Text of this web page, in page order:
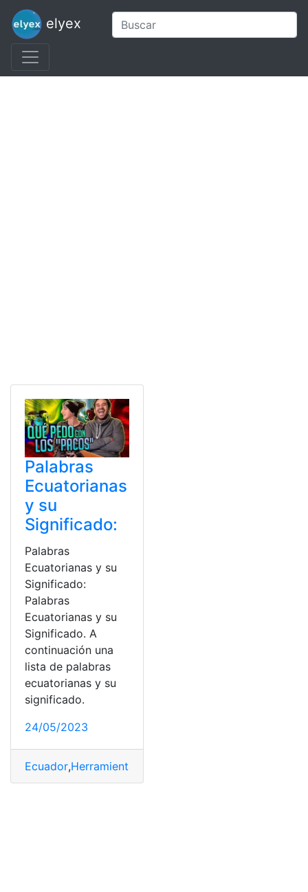
elyex
Palabras
Ecuatorianas
y su
Significado:
Palabras
Ecuatorianas y su
Significado:
Palabras
Ecuatorianas y su
Significado. A
continuación una
lista de palabras
ecuatorianas y su
significado.
24/05/2023
Ecuador,Herramientas Ecuador